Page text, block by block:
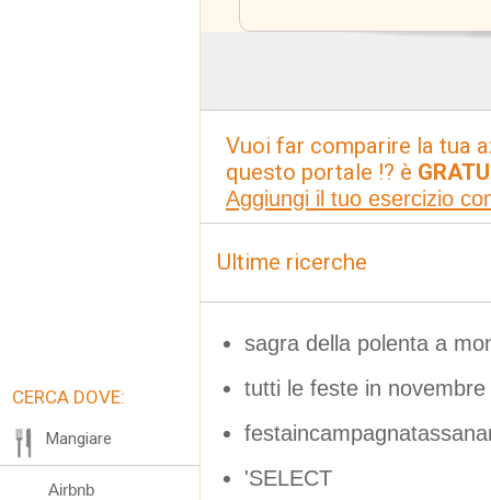
Vuoi far comparire la tua
questo portale !? è
Aggiungi il tuo esercizio
Ultime ricerche
sagra della polenta a
tutti le feste in novembre
'SELECT
CERCA DOVE:
Mangiare
Airbnb